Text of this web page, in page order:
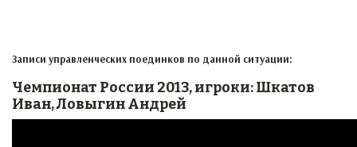
Записи управленческих поединков по данной ситуации:
Чемпионат России 2013, игроки: Шкатов
Иван, Ловыгин Андрей